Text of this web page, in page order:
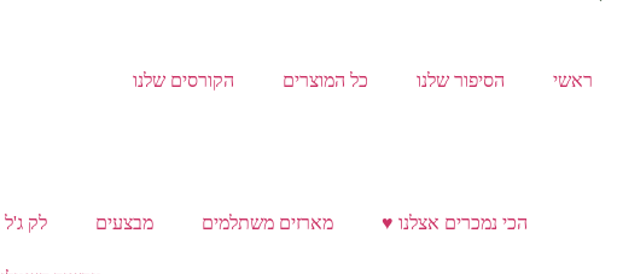
ראשי הסיפור שלנו כל המוצרים הקורסים שלנו
הכי נמכרים אצלנו ♥️ מארזים משתלמים מבצעים לק ג'ל REINA